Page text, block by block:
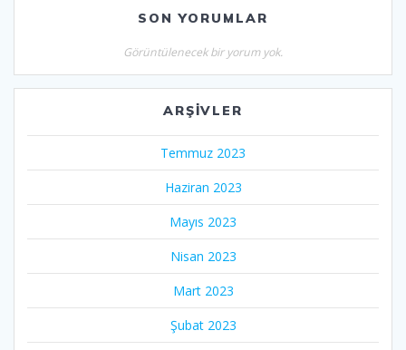
SON YORUMLAR
Görüntülenecek bir yorum yok.
ARŞIVLER
Temmuz 2023
Haziran 2023
Mayıs 2023
Nisan 2023
Mart 2023
Şubat 2023